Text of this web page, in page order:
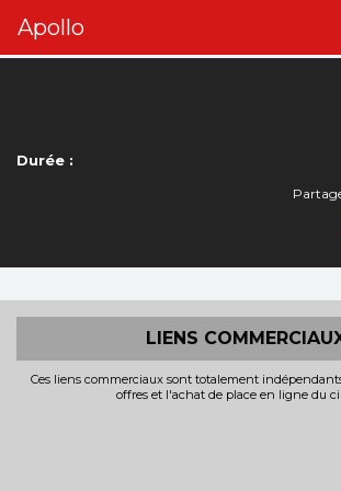
Apollo
Durée :
LIENS
Ces liens commerciaux sont totalement
offres et l'achat de place en ligne du